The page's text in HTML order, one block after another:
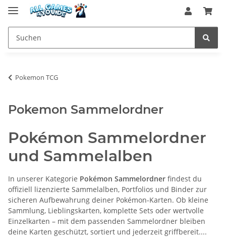
Pokemon TCG
Pokemon Sammelordner
Pokémon Sammelordner
und Sammelalben
In unserer Kategorie Pokémon Sammelordner findest du
offiziell lizenzierte Sammelalben, Portfolios und Binder zur
sicheren Aufbewahrung deiner Pokémon-Karten. Ob kleine
Sammlung, Lieblingskarten, komplette Sets oder wertvolle
Einzelkarten – mit dem passenden Sammelordner bleiben
deine Karten geschützt, sortiert und jederzeit griffbereit....